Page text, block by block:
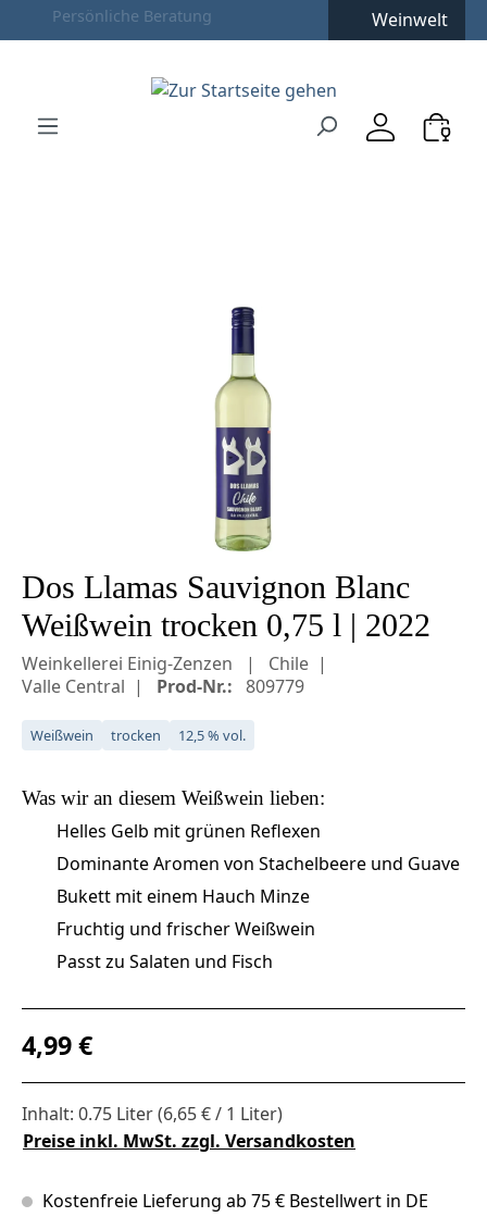
Zum Hauptinhalt springen
Zur Hauptnavigation springen
Weinwelt
Bildergalerie überspringen
Dos Llamas Sauvignon Blanc
Weißwein trocken 0,75 l | 2022
Weinkellerei Einig-Zenzen
Chile
Valle Central
Prod-Nr.: 809779
Weißwein trocken 12,5 % vol.
Was wir an diesem Weißwein lieben:
Helles Gelb mit grünen Reflexen
Dominante Aromen von Stachelbeere und Guave
Bukett mit einem Hauch Minze
Fruchtig und frischer Weißwein
Passt zu Salaten und Fisch
Regulärer Preis:
4,99 €
Inhalt: 0.75 Liter(6,65 € / 1 Liter)
Preise inkl. MwSt. zzgl. Versandkosten
Kostenfreie Lieferung ab 75 € Bestellwert in DE